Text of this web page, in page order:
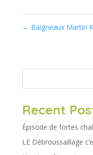
← Baigneaux Martin
Recent
Épisode de fortes
LE Débroussaillage